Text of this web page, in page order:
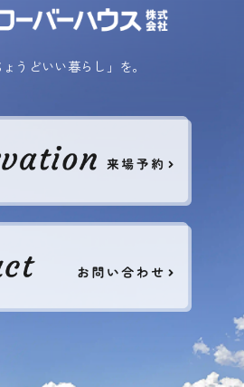
うどいい暮らし」を。